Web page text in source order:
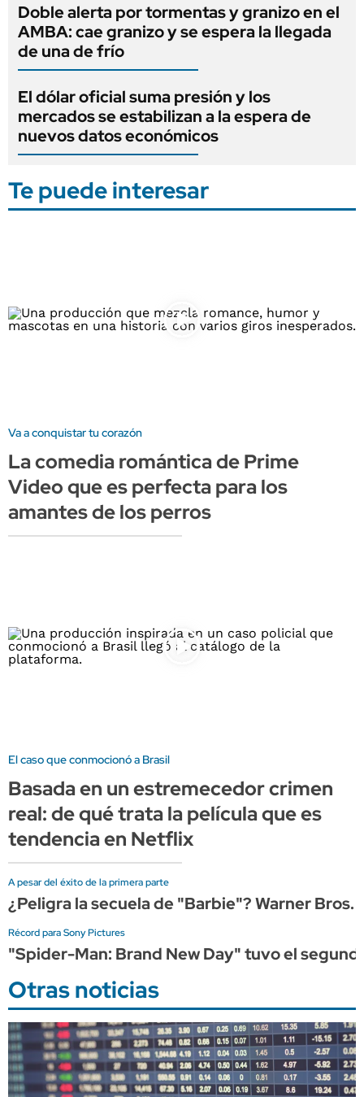
Doble alerta por tormentas y granizo en el
AMBA: cae granizo y se espera la llegada
de una de frío
El dólar oficial suma presión y los
mercados se estabilizan a la espera de
nuevos datos económicos
Te puede interesar
Va a conquistar tu corazón
La comedia romántica de Prime
Video que es perfecta para los
amantes de los perros
El caso que conmocionó a Brasil
Basada en un estremecedor crimen
real: de qué trata la película que es
tendencia en Netflix
A pesar del éxito de la primera parte
¿Peligra la secuela de "Barbie"? Warner
Récord para Sony Pictures
"Spider-Man: Brand New Day" tuvo el
Otras noticias